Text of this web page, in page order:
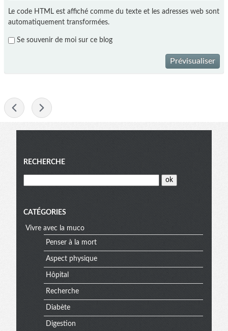
Le code HTML est affiché comme du texte et les adresses web sont
automatiquement transformées.
Se souvenir de moi sur ce blog
Prévisualiser
Menu
RECHERCHE
CATÉGORIES
Vivre avec la muco
Penser à la mort
Aspect physique
Hôpital
Recherche
Diabète
Digestion